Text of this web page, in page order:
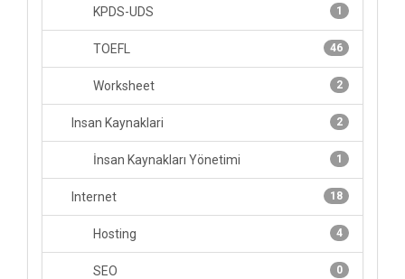
1
KPDS-UDS
46
TOEFL
2
Worksheet
2
Insan Kaynaklari
1
İnsan Kaynakları Yönetimi
18
Internet
4
Hosting
0
SEO